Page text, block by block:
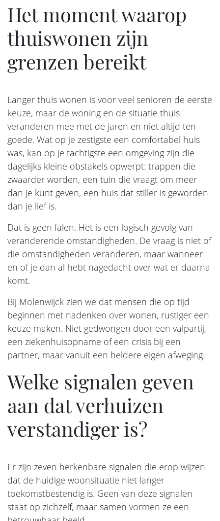
Het moment waarop
thuiswonen zijn
grenzen bereikt
Langer thuis wonen is voor veel senioren de eerste
keuze, maar de woning en de situatie thuis
veranderen mee met de jaren en niet altijd ten
goede. Wat op je zestigste een comfortabel huis
was, kan op je tachtigste een omgeving zijn die
dagelijks kleine obstakels opwerpt: trappen die
zwaarder worden, een tuin die vraagt om meer
dan je kunt geven, een huis dat stiller is geworden
dan je lief is.
Dat is geen falen. Het is een logisch gevolg van
veranderende omstandigheden. De vraag is niet of
die omstandigheden veranderen, maar wanneer
en of je dan al hebt nagedacht over wat er daarna
komt.
Bij Molenwijck zien we dat mensen die op tijd
beginnen met nadenken over wonen, rustiger een
keuze maken. Niet gedwongen door een valpartij,
een ziekenhuisopname of een crisis bij een
partner, maar vanuit een heldere eigen afweging.
Welke signalen geven
aan dat verhuizen
verstandiger is?
Er zijn zeven herkenbare signalen die erop wijzen
dat de huidige woonsituatie niet langer
toekomstbestendig is. Geen van deze signalen
staat op zichzelf, maar samen vormen ze een